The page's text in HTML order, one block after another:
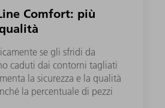
Comfort: più
se gli sfridi da
caduti dai contorni tagliati
la sicurezza e la qualità
la percentuale di pezzi